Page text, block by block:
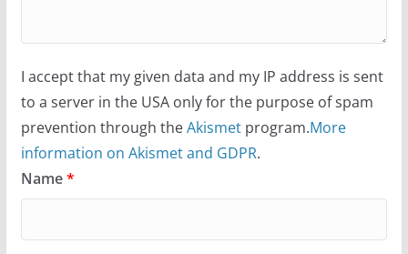
I accept that my given data and my IP address is sent
to a server in the USA only for the purpose of spam
prevention through theAkismetprogram.More
information on Akismet and GDPR.
Name*